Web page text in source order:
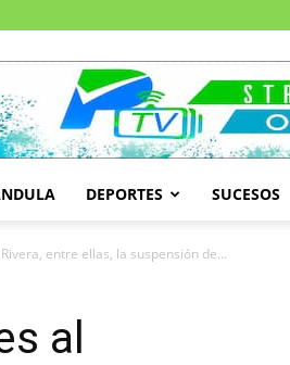
DEPORTES SUCESOS
entre ellas, la suspensión de...
al